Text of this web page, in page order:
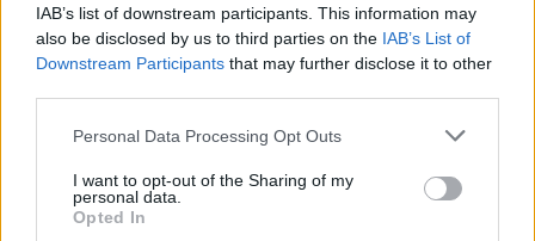
IAB’s list of downstream participants. This information may
also be disclosed by us to third parties on the IAB’s List of
Downstream Participants that may further disclose it to other
Please note that this website/app uses one or more Google
not limited to your visit or usage behaviour. You may click to
grant or deny consent to Google and its third-party tags to
use your data for below specified purposes in below Google
Personal Data Processing Opt Outs
I want to opt-out of the Sharing of my
personal data.
Opted In
αποτελεσματικές δράσεις και νέα προγράμματα.».
ΔΙΑΦΗΜΙΣΗ